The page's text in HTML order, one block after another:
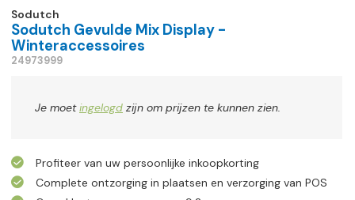
Sodutch
Sodutch Gevulde Mix Display -
Winteraccessoires
24973999
Je moetingelogd zijn om prijzen te kunnen zien.
Profiteer van uw persoonlijke inkoopkorting
Complete ontzorging in plaatsen en verzorging van POS